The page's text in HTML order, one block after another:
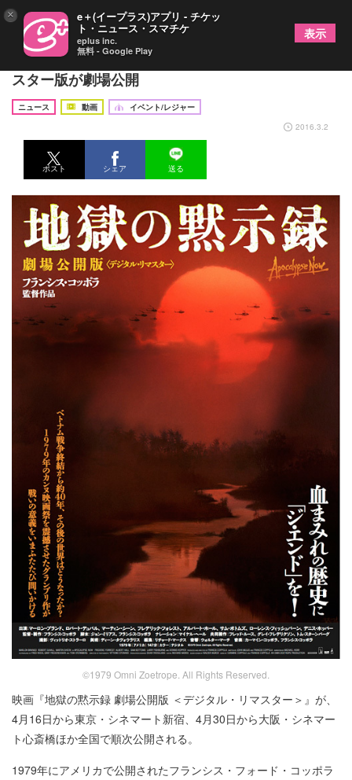
F・F・コッポラ監督『地獄の黙示録』デジタルリマ
スター版が劇場公開
ニュース 動画
イベント/レジャー
2016.3.2
ポスト シェア 送る
©1979 Omni Zoetrope. All Rights Reserved.
映画『地獄の黙示録 劇場公開版 ＜デジタル・リマスター＞』が、
4月16日から東京・シネマート新宿、4月30日から大阪・シネマー
ト心斎橋ほか全国で順次公開される。
1979年にアメリカで公開されたフランシス・フォード・コッポラ
× e＋(イープラス)アプリ - チケッ
ト・ニュース・スマチケ
eplus inc.
無料 - Google Play
表示